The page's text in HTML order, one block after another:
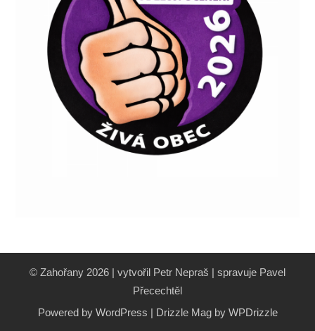
© Zahořany 2026 | vytvořil Petr Nepraš | spravuje Pavel
Přecechtěl
Powered by WordPress | Drizzle Mag by WPDrizzle